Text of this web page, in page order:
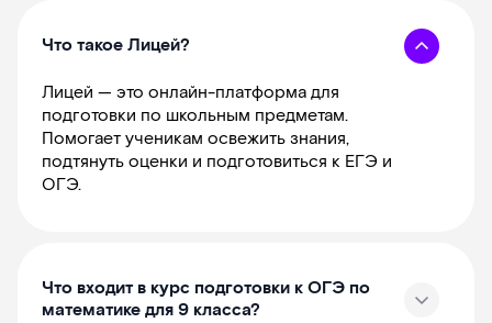
Что такое Лицей?
Лицей — это онлайн-платформа для
подготовки по школьным предметам.
Помогает ученикам освежить знания,
подтянуть оценки и подготовиться к ЕГЭ и
ОГЭ.
Что входит в курс подготовки к ОГЭ по
математике для 9 класса?